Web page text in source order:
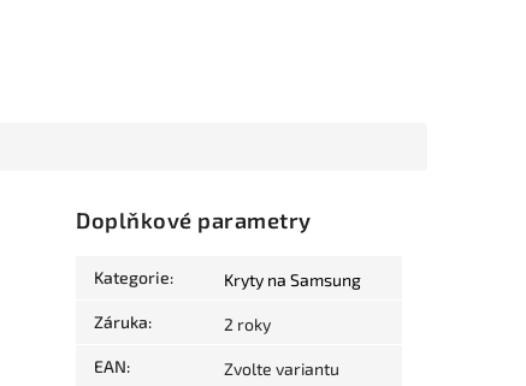
Doplňkové parametry
Kategorie: Kryty na Samsung
Záruka: 2 roky
EAN: Zvolte variantu